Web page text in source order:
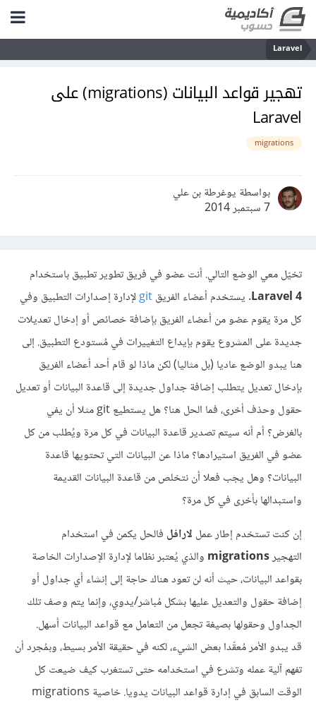
Laravel
تهجير قواعد البيانات (migrations) على
Laravel
migrations
بواسطة يوغرطة بن علي
7 سبتمبر 2014
تخيّل معي الوضع التالي. أنت عضو في فريق تطوير تطبيق باستخدام
Laravel 4. يستخدم أعضاء الفريقgitلإدارة إصدارات التطبيق وفي
كل مرة يقوم عضو من أعضاء الفريق بإضافة خصائص أو إدخال تعديلات
جديدة على المشروع يقوم بإيداع التغييرات في مُستودع التطبيق. إلى
هنا يبدو الوضع عاديا (بل مثاليا) لكن ماذا لو قام أحد أعضاء الفريق
بإدخال تعديل يتطلب إضافة جداول جديدة إلى قاعدة البيانات أو تعديل
حقول وحذف أخرى، فما الحل هنا؟ هل يستطيع git مثلا أن يفي
بالغرض؟ أم أنه سيتم تصدير قاعدة البيانات في كل مرة ويُطلب من كل
عضو في الفريق استيرادها؟ ماذا عن البيانات التي تحتويها قاعدة
البيانات؟ وهل يجب فعلا أن نتخلص من قاعدة البيانات القديمة
واستبدالها بأخرى في كل مرة؟
إن كنت تستخدم إطار عمل لارافل فالحل يكمن في استخدام
التهجيرmigrations والذي يُعتبر نظاما لإدارة الإصدارات الخاصة
بقواعد البيانات، حيث أنه لن تعود هناك حاجة إلى إنشاء أي جداول أو
إضافة حقول والتعديل عليها بشكل مُباشر/يدوي، وإنما يتم وصف تلك
الجداول وحقولها بصيغة تجعل من التعامل مع قواعد البيانات أسهل.
قد يبدو الأمر مُعقّدا بعض الشيء، لكنه في حقيقة الأمر بسيط، وبمُجرد أن
تفهم آلية عمله وتشرع في استخدامه حتى تستغرب كيف ضيعت كل
الوقت السابق في إدارة قواعد البيانات يدويا. خاصية migrations